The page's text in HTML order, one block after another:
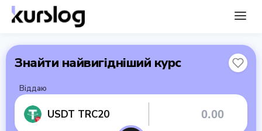
Знайти найвигідніший курс
Віддаю
USDT TRC20